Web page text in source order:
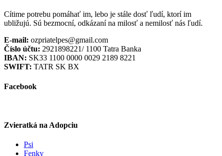
Cítime potrebu pomáhať im, lebo je stále dosť ľudí, ktorí im
ubližujú. Sú bezmocní, odkázaní na milosť a nemilosť nás ľudí.
E-mail: ozpriatelpes@gmail.com
Číslo účtu: 2921898221/ 1100 Tatra Banka
IBAN: SK33 1100 0000 0029 2189 8221
SWIFT: TATR SK BX
Facebook
Zvieratká na Adopciu
Psi
Fenky